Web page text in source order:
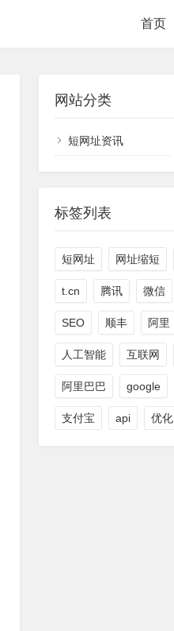
首页
网站分类
短网址资讯
标签列表
短网址 网址缩短
t.cn 腾讯 微信
SEO 顺丰 阿里
人工智能 互联网
阿里巴巴 google
支付宝 api 优化